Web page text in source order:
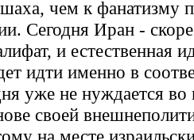
чем к фанатизму
Сегодня Иран -
и естественная
идти именно в
уже не нуждается
своей